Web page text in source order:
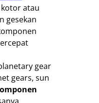
atau
gesekan
gear
gears, sun